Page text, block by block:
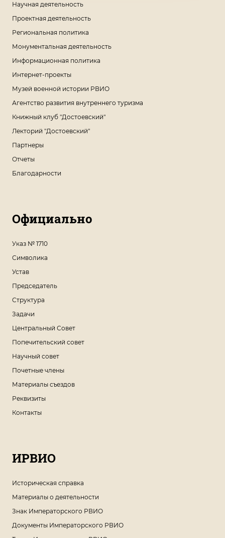
Научная деятельность
Проектная деятельность
Региональная политика
Монументальная деятельность
Информационная политика
Интернет-проекты
Музей военной истории РВИО
Агентство развития внутреннего туризма
Книжный клуб "Достоевский"
Лекторий "Достоевский"
Партнеры
Отчеты
Благодарности
Официально
Указ № 1710
Символика
Устав
Председатель
Структура
Задачи
Центральный Совет
Попечительский совет
Научный совет
Почетные члены
Материалы съездов
Реквизиты
Контакты
ИРВИО
Историческая справка
Материалы о деятельности
Знак Императорского РВИО
Документы Императорского РВИО